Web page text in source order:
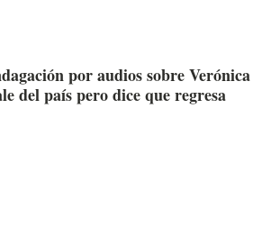
por audios sobre Verónica
del país pero dice que regresa